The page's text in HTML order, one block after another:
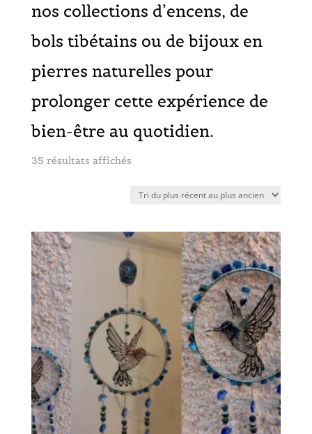
nos collections d’encens, de
bols tibétains ou de bijoux en
pierres naturelles pour
prolonger cette expérience de
bien-être au quotidien.
35 résultats affichésTrié
du
récent
au
plus
ancien